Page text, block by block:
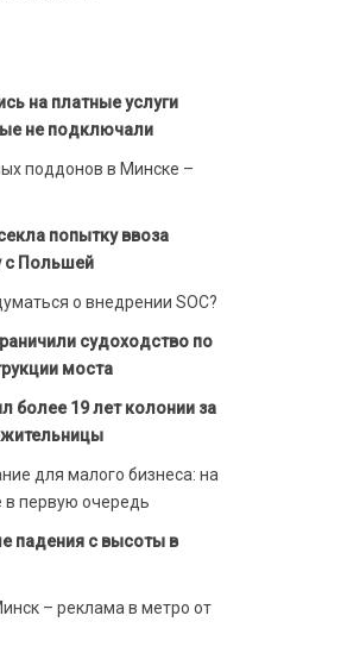
на платные услуги
не подключали
поддонов в Минске –
попытку ввоза
с Польшей
о внедрении SOC?
судоходство по
моста
более 19 лет колонии за
для малого бизнеса: на
в первую очередь
падения с высоты в
– реклама в метро от